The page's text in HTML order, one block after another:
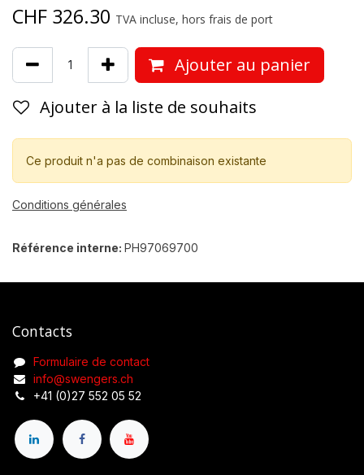
CHF 326.30 TVA incluse, hors frais de port
Ajouter au panier
Ajouter à la liste de souhaits
Ce produit n'a pas de combinaison existante
Conditions générales
Référence interne: PH97069700
Contacts
Formulaire de contact
info@swengers.ch
+41 (0)27 552 05 52